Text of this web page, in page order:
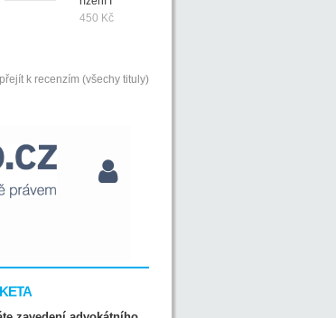
450 Kč
přejít k recenzím (všechy tituly)